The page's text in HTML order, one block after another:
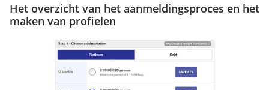
Het overzicht van het aanmeldingsproces en het
maken van profielen